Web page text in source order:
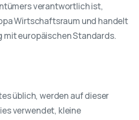
verantwortlich ist,
Wirtschaftsraum und handelt
mit europäischen Standards.
üblich, werden auf dieser
verwendet, kleine